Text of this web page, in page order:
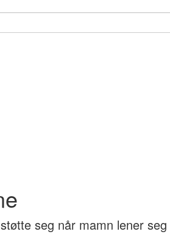
seg når mamn lener seg